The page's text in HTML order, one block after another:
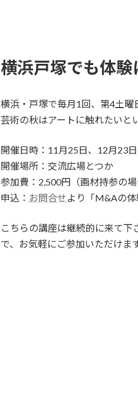
横浜戸塚でも体験
横浜・戸塚で毎月1回、第4土曜
芸術の秋はアートに触れたいと
開催日時：11月25日、12月
開催場所：交流広場とつか
参加費：2,500円（画材持参の
申込： お問合せより「M&Aの体
こちらの講座は継続的に来て
で、お気軽にご参加いただけます